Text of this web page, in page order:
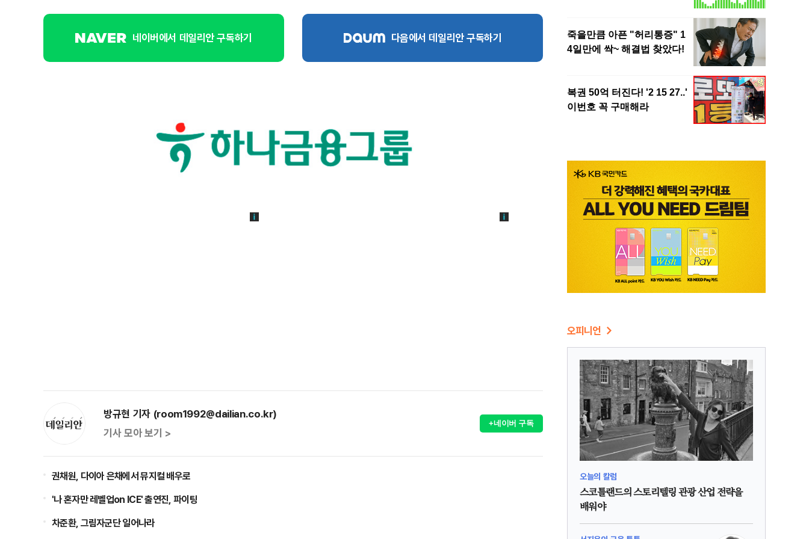
네이버에서 데일리안 구독하기 다음에서 데일리안 구독하기
방규현 기자 (room1992@dailian.co.kr)
기사 모아 보기 >
+네이버 구독
권채원, 다이아 은채에서 뮤지컬 배우로
'나 혼자만 레벨업on ICE' 출연진, 파이팅
차준환, 그림자군단 일어나라
오피니언
오늘의 칼럼
스코틀랜드의 스토리텔링 관광 산업 전략을
배워야